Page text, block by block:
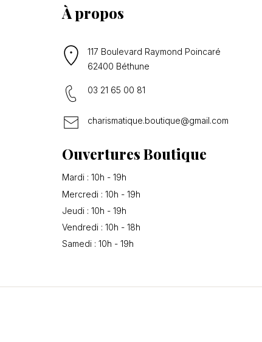
À propos
117 Boulevard Raymond Poincaré
62400 Béthune
03 21 65 00 81
charismatique.boutique@gmail.com
Ouvertures Boutique
Mardi : 10h - 19h
Mercredi : 10h - 19h
Jeudi : 10h - 19h
Vendredi : 10h - 18h
Samedi : 10h - 19h